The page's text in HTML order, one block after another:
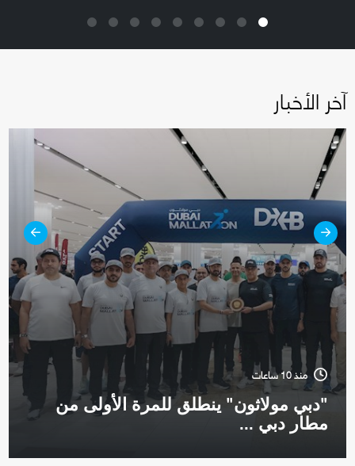
آخر الأخبار
منذ 10 ساعات
"دبي مولاثون" ينطلق للمرة الأولى من
مطار دبي ...